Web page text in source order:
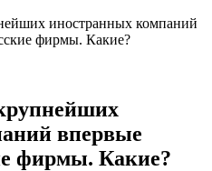
иностранных компаний
фирмы. Какие?
впервые
фирмы. Какие?